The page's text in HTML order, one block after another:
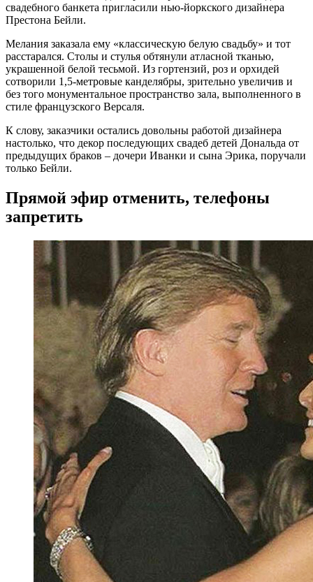
свадебного банкета пригласили нью-йоркского дизайнера
Престона Бейли.
Мелания заказала ему «классическую белую свадьбу» и тот
расстарался. Столы и стулья обтянули атласной тканью,
украшенной белой тесьмой. Из гортензий, роз и орхидей
сотворили 1,5-метровые канделябры, зрительно увеличив и
без того монументальное пространство зала, выполненного в
стиле французского Версаля.
К слову, заказчики остались довольны работой дизайнера
настолько, что декор последующих свадеб детей Дональда от
предыдущих браков – дочери Иванки и сына Эрика, поручали
только Бейли.
Прямой эфир отменить, телефоны
запретить